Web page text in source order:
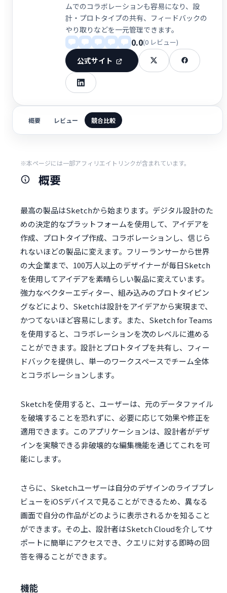
ムでのコラボレーションも容易になり、設
計・プロトタイプの共有、フィードバックの
やり取りなどを一元管理できます。
0.0(0 レビュー)
公式サイト
概要 レビュー 競合比較
※本ページには一部アフィリエイトリンクが含まれています。
概要
最高の製品はSketchから始まります。デジタル設計のた
めの決定的なプラットフォームを使用して、アイデアを
作成、プロトタイプ作成、コラボレーションし、信じら
れないほどの製品に変えます。フリーランサーから世界
の大企業まで、100万人以上のデザイナーが毎日Sketch
を使用してアイデアを素晴らしい製品に変えています。
強力なベクターエディター、組み込みのプロトタイピン
グなどにより、Sketchは設計をアイデアから実現まで、
かつてないほど容易にします。また、Sketch for Teams
を使用すると、コラボレーションを次のレベルに進める
ことができます。設計とプロトタイプを共有し、フィー
ドバックを提供し、単一のワークスペースでチーム全体
とコラボレーションします。
Sketchを使用すると、ユーザーは、元のデータファイル
を破壊することを恐れずに、必要に応じて効果や修正を
適用できます。このアプリケーションは、設計者がデザ
インを実験できる非破壊的な編集機能を通じてこれを可
能にします。
さらに、Sketchユーザーは自分のデザインのライブプレ
ビューをiOSデバイスで見ることができるため、異なる
画面で自分の作品がどのように表示されるかを知ること
ができます。その上、設計者はSketch Cloudを介してサ
ポートに簡単にアクセスでき、クエリに対する即時の回
答を得ることができます。
機能